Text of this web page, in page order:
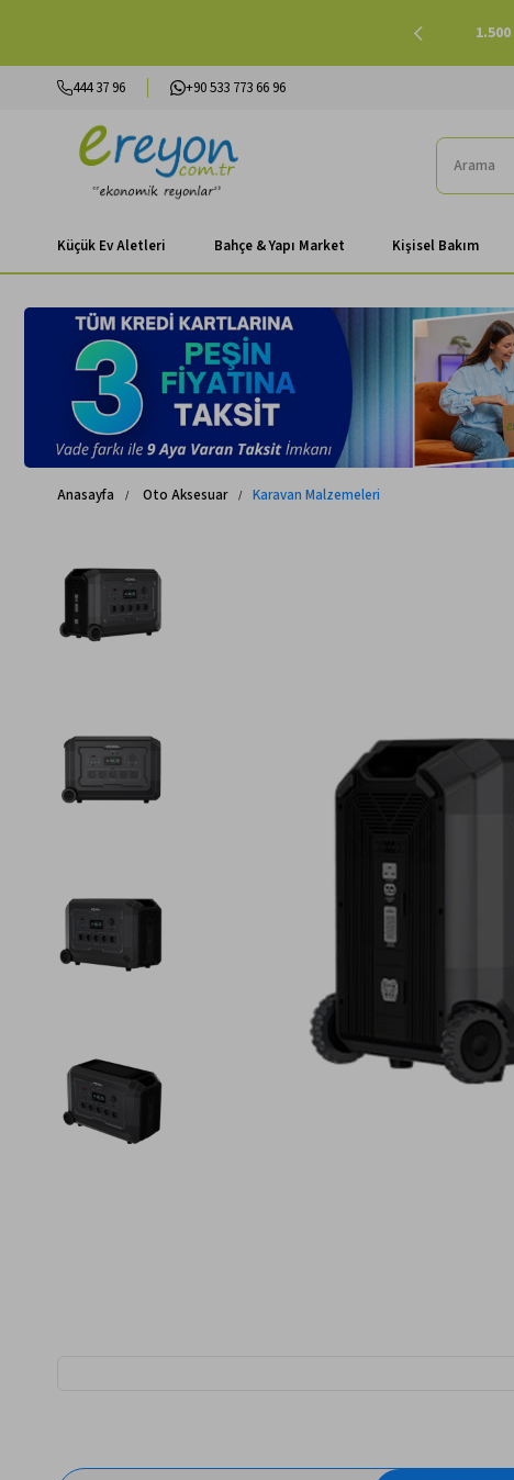
444 37 96 +90 533 773 66 96
Küçük Ev Aletleri Bahçe & Yapı Market Kişisel Bakım
Anasayfa Oto Aksesuar Karavan Malzemeleri